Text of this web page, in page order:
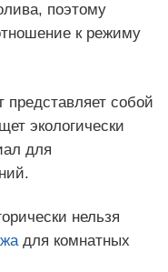
поэтому
к режиму
представляет собой
экологически
для
нельзя
для комнатных